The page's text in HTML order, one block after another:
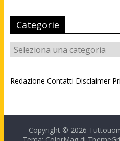
Categorie
Categorie
Redazione Contatti Disclaimer
Copyright © 2026